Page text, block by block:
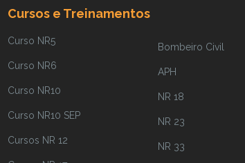
Cursos e Treinamentos
Curso NR5
Curso NR6
Curso NR10
Curso NR10 SEP
Cursos NR 12
Bombeiro Civil
APH
NR 18
NR 23
NR 33